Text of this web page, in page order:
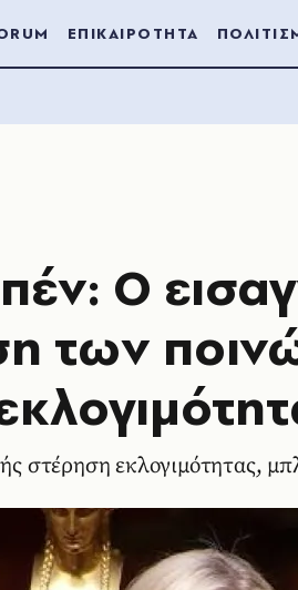
ΕΠΙΚΑΙΡΟΤΗΤΑ
Ο
των
στέρηση εκλογιμότητας,